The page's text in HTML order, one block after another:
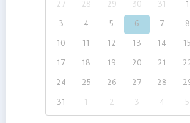
27 28 29 30 31 1
3 4 5 6 7 8
10 11 12 13 14 15
17 18 19 20 21
24 25 26 27 28
31 1 2 3 4 5